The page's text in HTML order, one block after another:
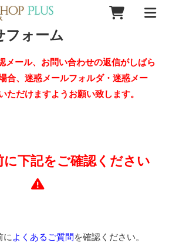
フォーム
メール、お問い合わせの返信がしばら
合、迷惑メールフォルダ・迷惑メー
ただけますようお願い致します。
下記をご確認ください
に よくあるご質問を確認ください。